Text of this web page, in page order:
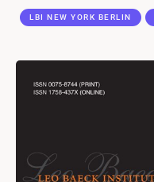
LBI NEW YORK BERLIN